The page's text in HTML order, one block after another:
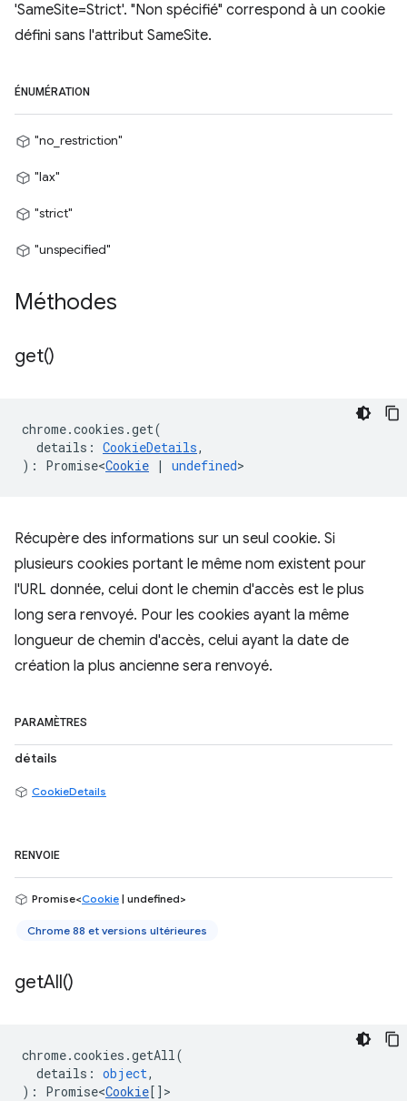
'SameSite=Strict'. "Non spécifié" correspond à un cookie
défini sans l'attribut SameSite.
ÉNUMÉRATION
"no_restriction"
"lax"
"strict"
"unspecified"
Méthodes
get()
chrome.cookies .get(
details : CookieDetails,
) : Promise<Cookie | undefined>
Récupère des informations sur un seul cookie. Si
plusieurs cookies portant le même nom existent pour
l'URL donnée, celui dont le chemin d'accès est le plus
long sera renvoyé. Pour les cookies ayant la même
longueur de chemin d'accès, celui ayant la date de
création la plus ancienne sera renvoyé.
PARAMÈTRES
détails
CookieDetails
RENVOIE
Promise<Cookie | undefined>
Chrome 88 et versions ultérieures
getAll()
chrome.cookies .getAll(
details : object,
) : Promise<Cookie[] >